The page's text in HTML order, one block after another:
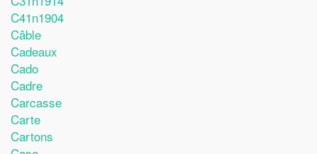
C41n1904
Câble
Cadeaux
Cado
Cadre
Carcasse
Carte
Cartons